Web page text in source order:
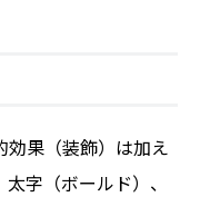
効果（装飾）は加え
字（ボールド）、